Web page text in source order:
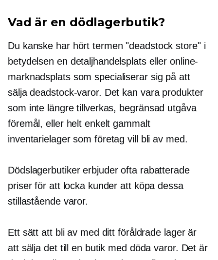
Vad är en dödlagerbutik?
Du kanske har hört termen "deadstock store" i
betydelsen en detaljhandelsplats eller online-
marknadsplats som specialiserar sig på att
sälja deadstock-varor. Det kan vara produkter
som inte längre tillverkas, begränsad utgåva
föremål, eller helt enkelt gammalt
inventarielager som företag vill bli av med.
Dödslagerbutiker erbjuder ofta rabatterade
priser för att locka kunder att köpa dessa
stillastående varor.
Ett sätt att bli av med ditt föråldrade lager är
att sälja det till en butik med döda varor. Det är